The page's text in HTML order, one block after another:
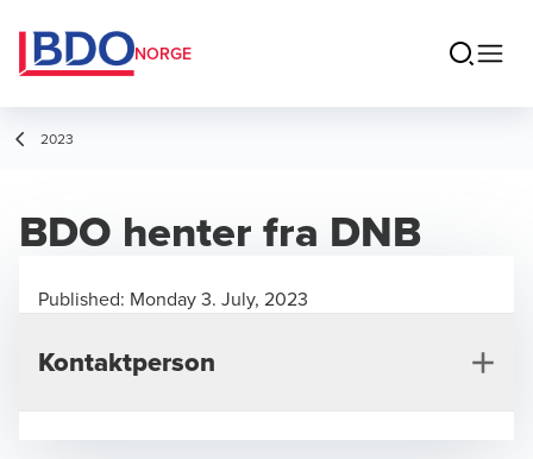
NORGE
2023
BDO henter fra DNB
Published: Monday 3. July, 2023
Kontaktperson